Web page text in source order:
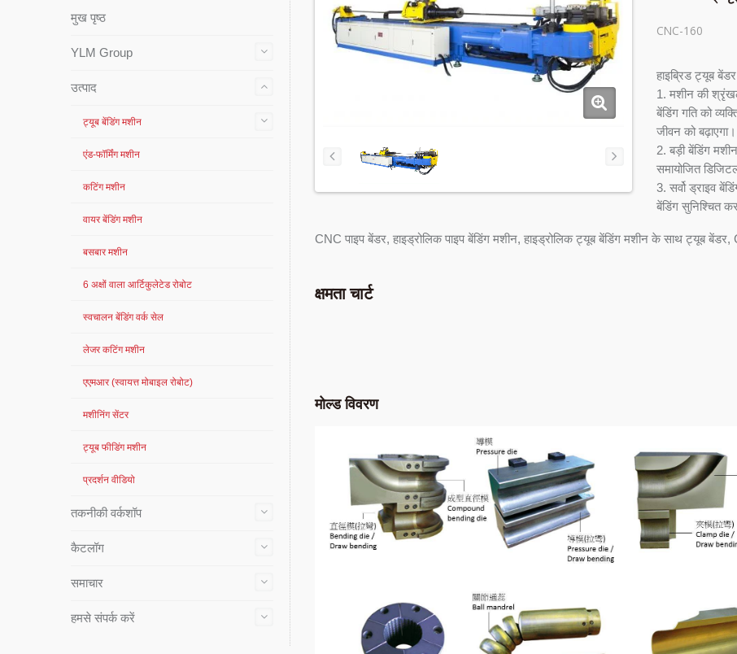
मुख पृष्ठ
YLM Group
उत्पाद
ट्यूब बेंडिंग मशीन
एंड-फॉर्मिंग मशीन
कटिंग मशीन
वायर बेंडिंग मशीन
बसबार मशीन
6 अक्षों वाला आर्टिकुलेटेड रोबोट
स्वचालन बेंडिंग वर्क सेल
लेजर कटिंग मशीन
एएमआर (स्वायत्त मोबाइल रोबोट)
मशीनिंग सेंटर
ट्यूब फीडिंग मशीन
प्रदर्शन वीडियो
तकनीकी वर्कशॉप
कैटलॉग
समाचार
हमसे संपर्क करें
CNC-160
हाइब्रिड ट्यूब
1. मशीन की
बेंडिंग गति को
जीवन को बढ़ाएगा।
2. बड़ी बेंडिंग
समायोजित
3. सर्वो ड्राइव
बेंडिंग सुनिश्चित
CNC पाइप बेंडर, हाइड्रोलिक पाइप बेंडिंग मशीन, हाइड्रोलिक ट्यूब बेंडिंग मशीन के साथ ट्यूब
क्षमता चार्ट
मोल्ड विवरण